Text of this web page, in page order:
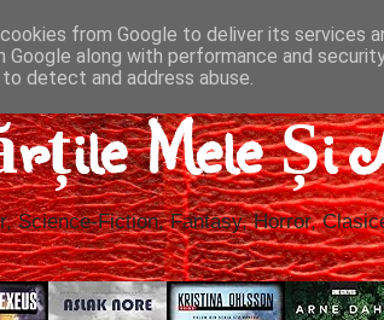
Mele Și
Science-Fiction, Fantasy, Horror,
from Google to deliver its services
Google along with performance and
detect and address abuse.